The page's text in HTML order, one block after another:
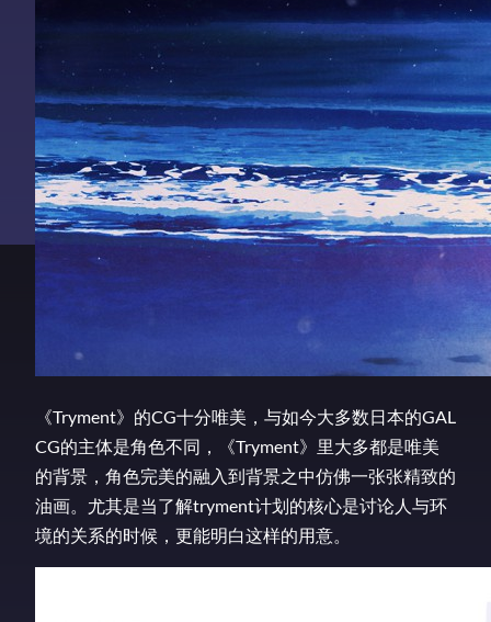
《Tryment》的CG十分唯美，与如今大多数日本的GAL
CG的主体是角色不同，《Tryment》里大多都是唯美
的背景，角色完美的融入到背景之中仿佛一张张精致的
油画。尤其是当了解tryment计划的核心是讨论人与环
境的关系的时候，更能明白这样的用意。